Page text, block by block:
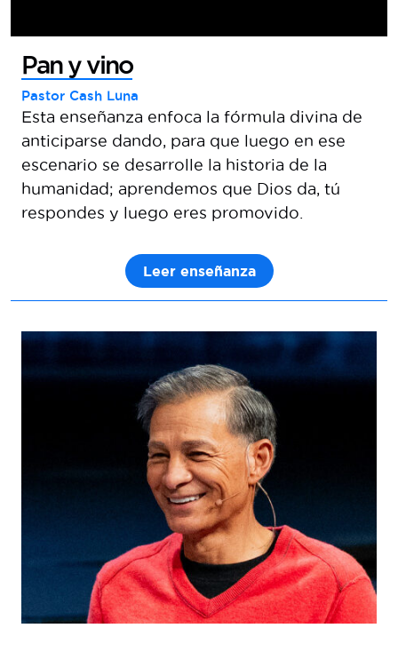
Pan y vino
Pastor Cash Luna
Esta enseñanza enfoca la fórmula divina de
anticiparse dando, para que luego en ese
escenario se desarrolle la historia de la
humanidad; aprendemos que Dios da, tú
respondes y luego eres promovido.
Leer enseñanza